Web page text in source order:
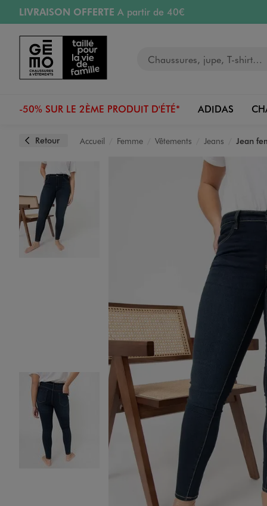
Aller au contenu principal
Aller à la navigation
LIVRAISON OFFERTE A partir de 40€
RETRAIT ET LIVRAISON OFFERTE
RÉSERVATION GRATUITE
4h en magasin
Retours OFFERTSpendant 30 jours
-50% SUR LE 2ÈME PRODUIT D'ÉTÉ* ADIDAS
Retour Accueil Femme Vêtements Jeans Jean
Image 2 sur 5